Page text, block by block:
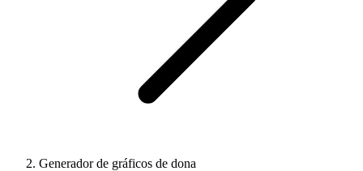
Generador de gráficos de dona